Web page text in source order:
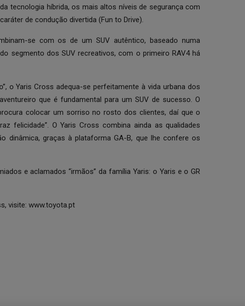
tecnologia híbrida, os mais altos níveis de segurança com
de condução divertida (Fun to Drive).
se com os de um SUV autêntico, baseado numa
segmento dos SUV recreativos, com o primeiro RAV4 há
o Yaris Cross adequa-se perfeitamente à vida urbana dos
que é fundamental para um SUV de sucesso. O
colocar um sorriso no rosto dos clientes, daí que o
felicidade”. O Yaris Cross combina ainda as qualidades
dinâmica, graças à plataforma GA-B, que lhe confere os
e aclamados “irmãos” da família Yaris: o Yaris e o GR
visite: www.toyota.pt